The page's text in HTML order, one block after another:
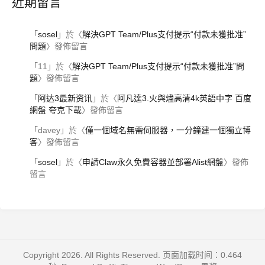
「 sosel 」於〈解決GPT Team/Plus支付提示“付款未獲批准”
問題〉發佈留言
「 11 」於〈解決GPT Team/Plus支付提示“付款未獲批准”問
題〉發佈留言
「 阿达3最新资讯 」於〈阿凡達3.火與燼高清4k英語中字 百度
網盤 夸克下載〉發佈留言
「 davey 」於〈僅一個域名無需伺服器，一分鐘建一個獨立博
客〉發佈留言
「 sosel 」於〈申請Claw永久免費容器並部署Alist網盤〉發佈
留言
Copyright 2026. All Rights Reserved. 页面加载时间：0.464